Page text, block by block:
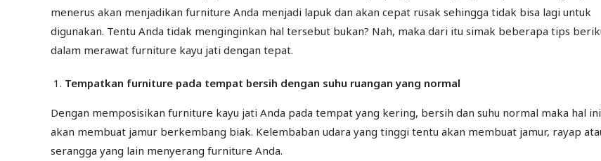
menerus akan menjadikan furniture Anda menjadi lapuk dan akan cepat rusak sehingga tidak bisa lagi untuk
digunakan. Tentu Anda tidak menginginkan hal tersebut bukan? Nah, maka dari itu simak beberapa tips
dalam merawat furniture kayu jati dengan tepat.
Tempatkan furniture pada tempat bersih dengan suhu ruangan yang normal
Dengan memposisikan furniture kayu jati Anda pada tempat yang kering, bersih dan suhu normal maka hal
akan membuat jamur berkembang biak. Kelembaban udara yang tinggi tentu akan membuat jamur, rayap
serangga yang lain menyerang furniture Anda.